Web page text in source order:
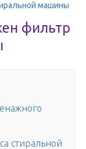
машины
фильтр
стиральной